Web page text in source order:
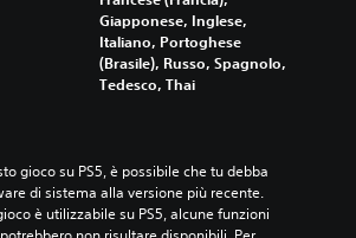
Giapponese, Inglese,
Italiano, Portoghese
(Brasile), Russo, Spagnolo,
Tedesco, Thai
gioco su PS5, è possibile che tu debba
di sistema alla versione più recente.
è utilizzabile su PS5, alcune funzioni